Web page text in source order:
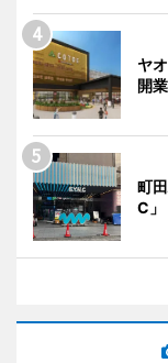
ヤ
開
町
C